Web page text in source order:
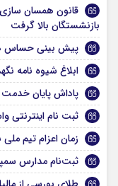
قانون همسان
بازنشستگان بالا گرفت
پیش بینی حساس
ابلاغ شیوه نامه
پاداش پایان
ثبت‌ نام اینترنتی
زمان اعزام تیم
ثبت‌نام مدارس